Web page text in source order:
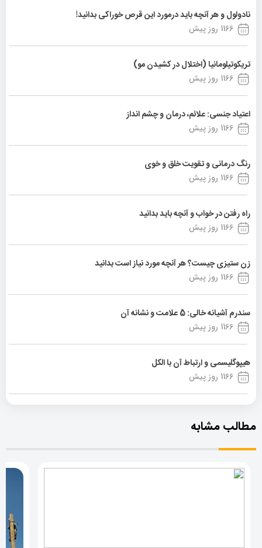
نادولول و هر آنچه باید درمورد این قرص خوراکی بدانید!
1166 روز پیش
تریکوتیلومانیا (اختلال در کشیدن مو)
1166 روز پیش
اعتیاد جنسی: علائم، درمان و چشم انداز
1166 روز پیش
رنگ درمانی و تقویت خلق و خوی
1166 روز پیش
راه رفتن در خواب و آنچه باید بدانید
1166 روز پیش
زن ستیزی چیست؟ هر آنچه مورد نیاز است بدانید
1166 روز پیش
سندرم آشیانه خالی: 5 علامت و نشانه آن
1166 روز پیش
هیپوگلیسمی و ارتباط آن با الکل
1166 روز پیش
مطالب مشابه